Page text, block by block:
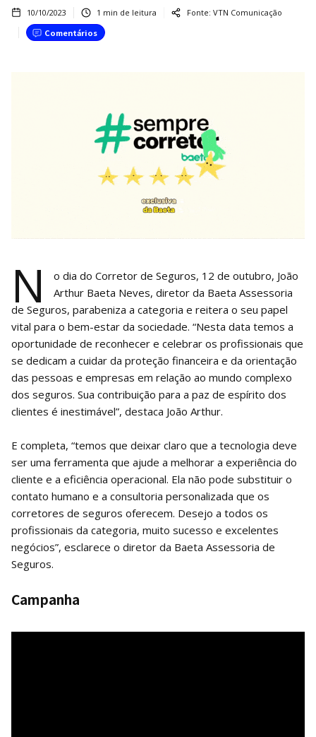
10/10/2023 1 min de leitura Fonte: VTN Comunicação
Comentários
N
o dia do Corretor de Seguros, 12 de outubro, João
Arthur Baeta Neves, diretor da Baeta Assessoria
de Seguros, parabeniza a categoria e reitera o seu papel
vital para o bem-estar da sociedade. “Nesta data temos a
oportunidade de reconhecer e celebrar os profissionais que
se dedicam a cuidar da proteção financeira e da orientação
das pessoas e empresas em relação ao mundo complexo
dos seguros. Sua contribuição para a paz de espírito dos
clientes é inestimável”, destaca João Arthur.
E completa, “temos que deixar claro que a tecnologia deve
ser uma ferramenta que ajude a melhorar a experiência do
cliente e a eficiência operacional. Ela não pode substituir o
contato humano e a consultoria personalizada que os
corretores de seguros oferecem. Desejo a todos os
profissionais da categoria, muito sucesso e excelentes
negócios”, esclarece o diretor da Baeta Assessoria de
Seguros.
Campanha